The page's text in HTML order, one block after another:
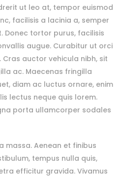
ut leo at, tempor euismod
facilisis a lacinia a, semper
Donec tortor purus, facilisis
augue. Curabitur ut orci
auctor vehicula nibh, sit
ac. Maecenas fringilla
diam ac luctus ornare, enim
lectus neque quis lorem.
porta ullamcorper sodales
massa. Aenean et finibus
tempus nulla quis,
efficitur gravida. Vivamus